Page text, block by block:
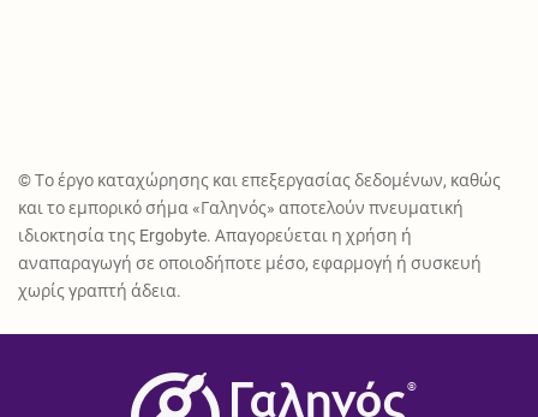
© Το έργο καταχώρησης και επεξεργασίας δεδομένων, καθώς
και το εμπορικό σήμα «Γαληνός» αποτελούν πνευματική
ιδιοκτησία της Ergobyte. Απαγορεύεται η χρήση ή
αναπαραγωγή σε οποιοδήποτε μέσο, εφαρμογή ή συσκευή
χωρίς γραπτή άδεια.
®